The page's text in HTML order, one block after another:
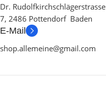
Dr. Rudolfkirchschlägerstrasse
7, 2486 Pottendorf Baden
E-Mail
shop.allemeine@gmail.com